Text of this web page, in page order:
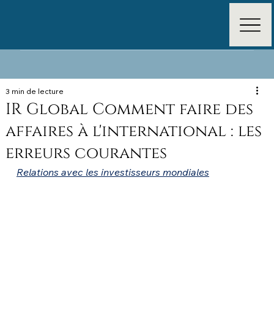
IR Global Comment faire des
affaires à l'international : les
erreurs courantes
3 min de lecture
Relations avec les investisseurs mondiales